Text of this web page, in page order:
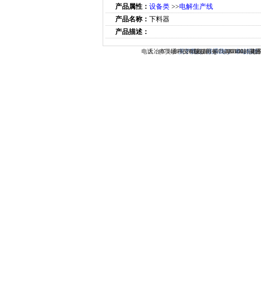
产品属性： 设备类 >>电解生产线
产品名称： 下料器
产品描述：
关于我们-联系我们-本站招聘
电话：(0714)8765286 传真：(0714)8765285 电
大冶市灵通科技有限公司 @ （435100）湖
版权所有 © 2006-2026灵